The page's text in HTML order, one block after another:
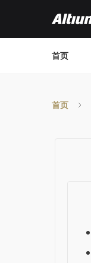
main
MAIN
首页
首页